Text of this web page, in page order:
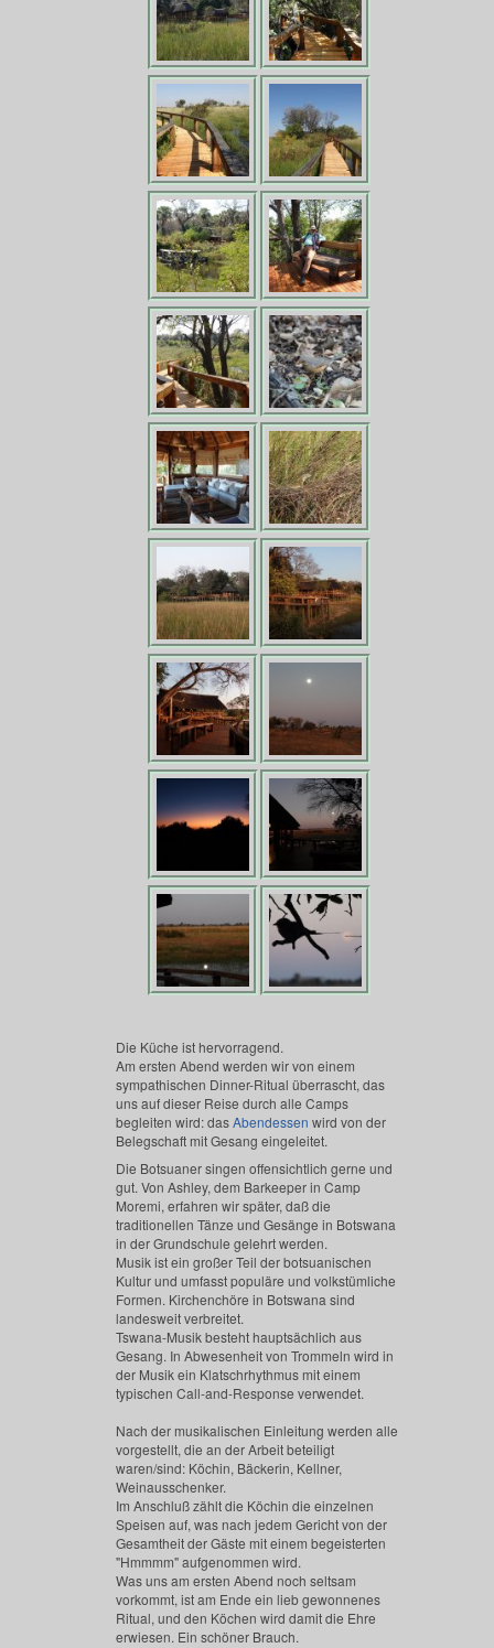
Die Küche ist hervorragend.
Am ersten Abend werden wir von einem
sympathischen Dinner-Ritual überrascht, das
uns auf dieser Reise durch alle Camps
begleiten wird: dasAbendessen wird von der
Belegschaft mit Gesang eingeleitet.
Die Botsuaner singen offensichtlich gerne und
gut. Von Ashley, dem Barkeeper in Camp
Moremi, erfahren wir später, daß die
traditionellen Tänze und Gesänge in Botswana
in der Grundschule gelehrt werden.
Musik ist ein großer Teil der botsuanischen
Kultur und umfasst populäre und volkstümliche
Formen. Kirchenchöre in Botswana sind
landesweit verbreitet.
Tswana-Musik besteht hauptsächlich aus
Gesang. In Abwesenheit von Trommeln wird in
der Musik ein Klatschrhythmus mit einem
typischen Call-and-Response verwendet.
Nach der musikalischen Einleitung werden alle
vorgestellt, die an der Arbeit beteiligt
waren/sind: Köchin, Bäckerin, Kellner,
Weinausschenker.
Im Anschluß zählt die Köchin die einzelnen
Speisen auf, was nach jedem Gericht von der
Gesamtheit der Gäste mit einem begeisterten
"Hmmmm" aufgenommen wird.
Was uns am ersten Abend noch seltsam
vorkommt, ist am Ende ein lieb gewonnenes
Ritual, und den Köchen wird damit die Ehre
erwiesen. Ein schöner Brauch.